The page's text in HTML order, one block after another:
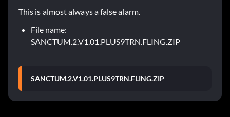
This is almost always a false alarm.
File name:
SANCTUM.2.V1.01.PLUS9TRN.FLING.ZIP
SANCTUM.2.V1.01.PLUS9TRN.FLING.ZIP